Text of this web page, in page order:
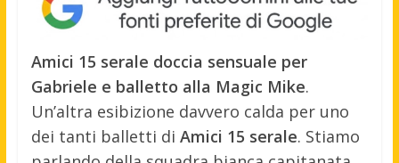
Amici 15 serale doccia sensuale per
Gabriele e balletto alla Magic Mike.
Un’altra esibizione davvero calda per uno
dei tanti balletti di Amici 15 serale. Stiamo